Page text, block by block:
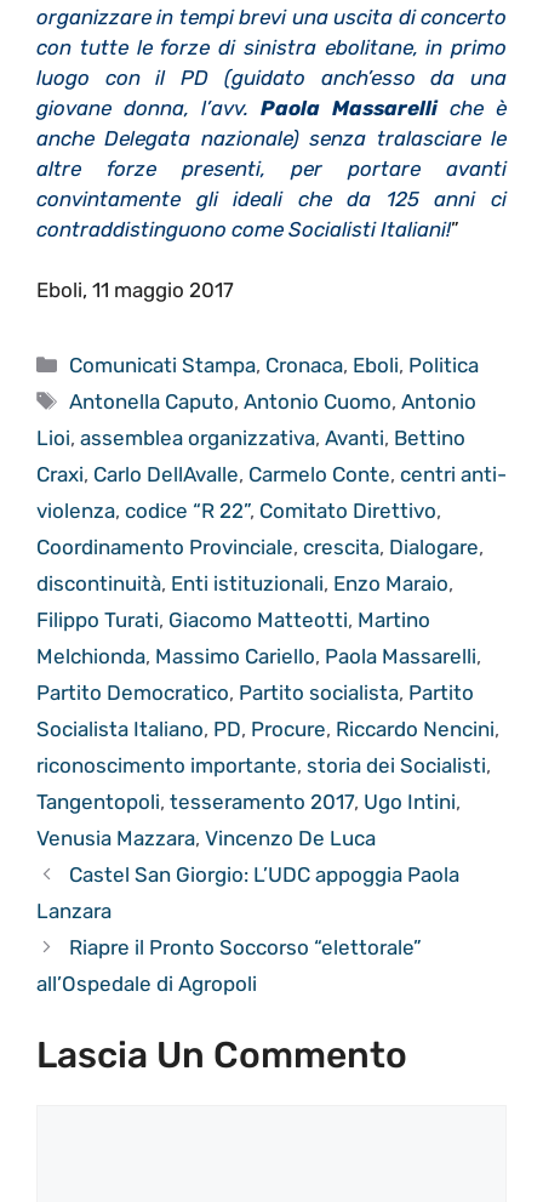
organizzare in tempi brevi una uscita di concerto
con tutte le forze di sinistra ebolitane, in primo
luogo con il PD (guidato anch’esso da una
giovane donna, l’avv. Paola Massarelliche è
anche Delegata nazionale) senza tralasciare le
altre forze presenti, per portare avanti
convintamente gli ideali che da 125 anni ci
contraddistinguono come Socialisti Italiani!”
Eboli, 11 maggio 2017
Categorie
Comunicati Stampa, Cronaca, Eboli, Politica
Tag
Antonella Caputo,Antonio Cuomo,Antonio
Lioi, assemblea organizzativa, Avanti, Bettino
Craxi, Carlo DellAvalle, Carmelo Conte, centri anti-
violenza, codice “R 22”, Comitato Direttivo,
Coordinamento Provinciale, crescita, Dialogare,
discontinuità, Enti istituzionali, Enzo Maraio,
Filippo Turati, Giacomo Matteotti, Martino
Melchionda, Massimo Cariello, Paola Massarelli,
Partito Democratico, Partito socialista, Partito
Socialista Italiano, PD, Procure, Riccardo Nencini,
riconoscimento importante, storia dei Socialisti,
Tangentopoli, tesseramento 2017, Ugo Intini,
Venusia Mazzara, Vincenzo De Luca
Castel San Giorgio: L’UDC appoggia Paola
Lanzara
Riapre il Pronto Soccorso “elettorale”
all’Ospedale di Agropoli
Lascia Un Commento